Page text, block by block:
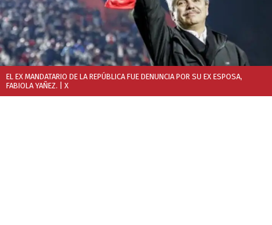
EL EX MANDATARIO DE LA REPÚBLICA FUE DENUNCIA POR SU EX ESPOSA,
FABIOLA YAÑEZ. | X